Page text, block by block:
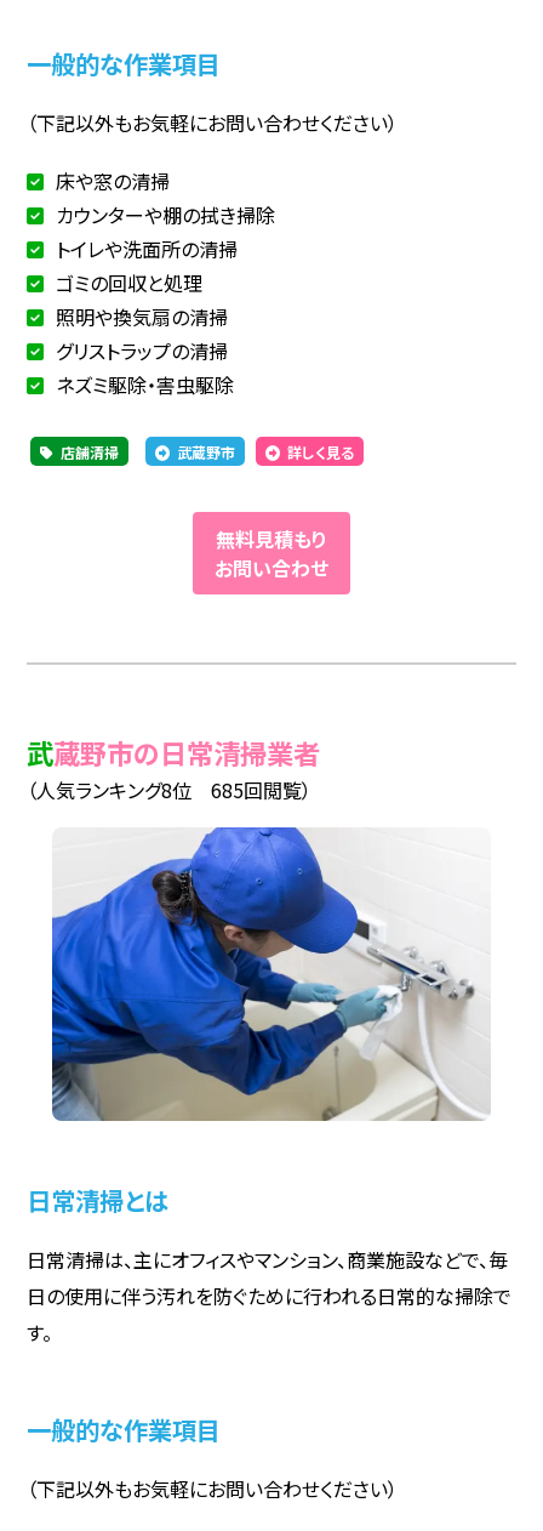
一般的な作業項目
（下記以外もお気軽にお問い合わせください）
床や窓の清掃
カウンターや棚の拭き掃除
トイレや洗面所の清掃
ゴミの回収と処理
照明や換気扇の清掃
グリストラップの清掃
ネズミ駆除・害虫駆除
店舗清掃 武蔵野市 詳しく見る
無料見積もり
お問い合わせ
武蔵野市の日常清掃業者
（人気ランキング8位 685回閲覧）
日常清掃とは
日常清掃は、主にオフィスやマンション、商業施設などで、毎
日の使用に伴う汚れを防ぐために行われる日常的な掃除で
す。
一般的な作業項目
（下記以外もお気軽にお問い合わせください）